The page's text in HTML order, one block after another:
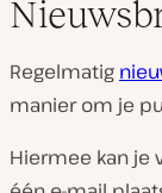
Regelmatig
manier om je
Hiermee kan je